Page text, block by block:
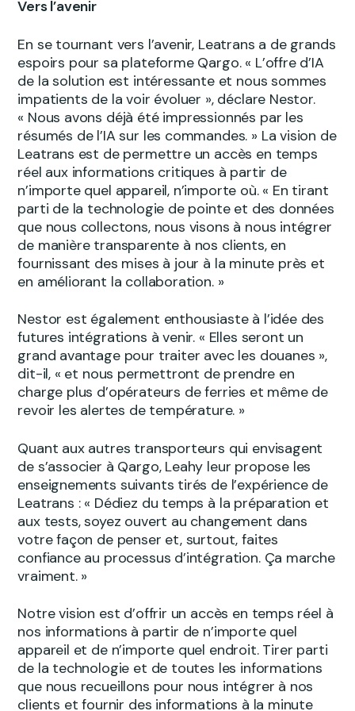
Vers l’avenir
En se tournant vers l’avenir, Leatrans a de grands
espoirs pour sa plateforme Qargo. « L’offre d’IA
de la solution est intéressante et nous sommes
impatients de la voir évoluer », déclare Nestor.
« Nous avons déjà été impressionnés par les
résumés de l’IA sur les commandes. » La vision de
Leatrans est de permettre un accès en temps
réel aux informations critiques à partir de
n’importe quel appareil, n’importe où. « En tirant
parti de la technologie de pointe et des données
que nous collectons, nous visons à nous intégrer
de manière transparente à nos clients, en
fournissant des mises à jour à la minute près et
en améliorant la collaboration. »
Nestor est également enthousiaste à l’idée des
futures intégrations à venir. « Elles seront un
grand avantage pour traiter avec les douanes »,
dit-il, « et nous permettront de prendre en
charge plus d’opérateurs de ferries et même de
revoir les alertes de température. »
Quant aux autres transporteurs qui envisagent
de s’associer à Qargo, Leahy leur propose les
enseignements suivants tirés de l’expérience de
Leatrans : « Dédiez du temps à la préparation et
aux tests, soyez ouvert au changement dans
votre façon de penser et, surtout, faites
confiance au processus d’intégration. Ça marche
vraiment. »
Notre vision est d’offrir un accès en temps réel à
nos informations à partir de n’importe quel
appareil et de n’importe quel endroit. Tirer parti
de la technologie et de toutes les informations
que nous recueillons pour nous intégrer à nos
clients et fournir des informations à la minute